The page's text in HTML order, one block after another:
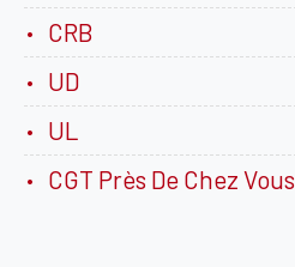
CRB
UD
UL
CGT Près De Chez Vous